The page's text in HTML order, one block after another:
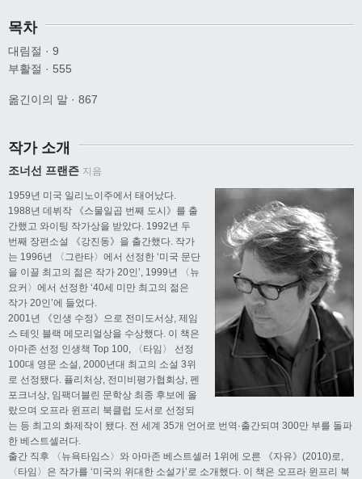
목차
대림절 · 9
부활절 · 555
옮긴이의 말 · 867
작가 소개
조너선 프랜즌 지음
1959년 미국 일리노이주에서 태어났다.
1988년 데뷔작 《스물일곱 번째 도시》를 출
간했고 와이팅 작가상을 받았다. 1992년 두
번째 장편소설 《강진동》을 출간했다. 작가
는 1996년 〈그란타〉에서 선정한 ‘미국 문단
을 이끌 최고의 젊은 작가 20인’, 1999년 〈뉴
요커〉에서 선정한 ‘40세 미만 최고의 젊은
작가 20인’에 들었다.
2001년 《인생 수정》으로 전미도서상, 제임
스 테잇 블랙 메모리얼상을 수상했다. 이 책은
아마존 선정 인생책 Top 100, 〈타임〉 선정
100대 영문 소설, 2000년대 최고의 소설 3위
로 선정됐다. 퓰리처상, 전미비평가협회상, 펜
포크너상, 임팩더블린 문학상 최종 후보에 올
랐으며 오프라 윈프리 북클럽 도서로 선정되
는 등 최고의 화제작이 됐다. 전 세계 35개 언어로 번역·출간되며 300만 부를 돌파
한 베스트셀러다.
출간 직후 〈뉴욕타임스〉와 아마존 베스트셀러 1위에 오른 《자유》(2010)로,
〈타임〉은 작가를 ‘미국의 위대한 소설가’로 소개했다. 이 책은 오프라 윈프리 북